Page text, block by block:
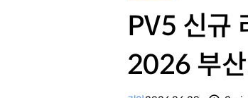
PV5 신규
2026 부